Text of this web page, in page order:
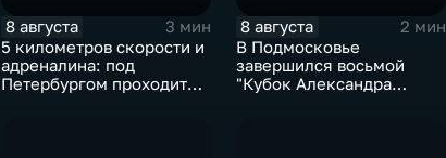
8 августа
3 мин
5 километров скорости и
адреналина: под
Петербургом проходит
8 августа
2 мин
В Подмосковье
завершился восьмой
"Кубок Александра